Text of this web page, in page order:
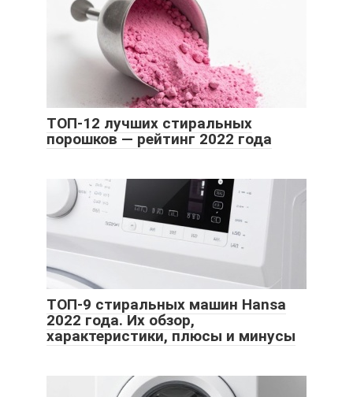
ТОП-12 лучших стиральных
порошков — рейтинг 2022 года
ТОП-9 стиральных машин Hansa
2022 года. Их обзор,
характеристики, плюсы и минусы